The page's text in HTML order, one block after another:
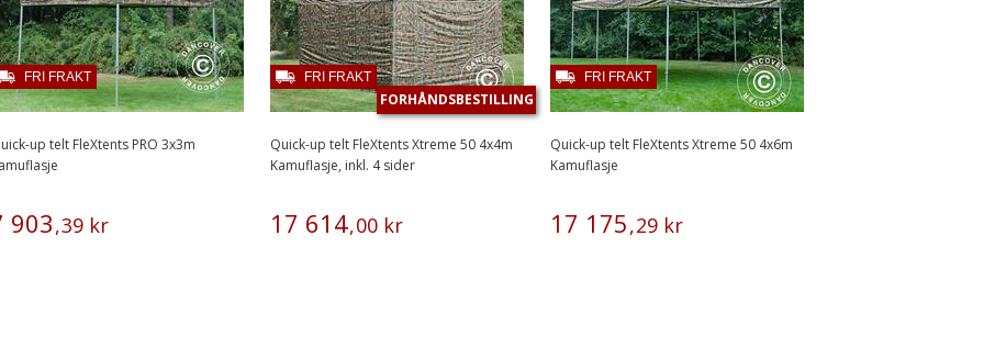
up telt FleXtents PRO 3x3m
903,39 kr
FRI FRAKT
Quick-up telt FleXtents Xtreme 50 4x4m
Kamuflasje, inkl. 4 sider
17 614,00 kr
FORHÅNDSBESTILLING
FRI FRAKT
Quick-up telt FleXtents Xtreme 50 4x6m
Kamuflasje
17 175,29 kr
FRI FRAKT